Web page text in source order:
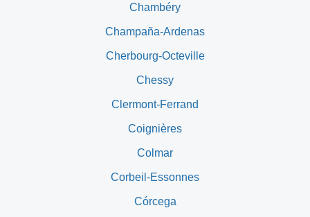
Chambéry
Champaña-Ardenas
Cherbourg-Octeville
Chessy
Clermont-Ferrand
Coignières
Colmar
Corbeil-Essonnes
Córcega